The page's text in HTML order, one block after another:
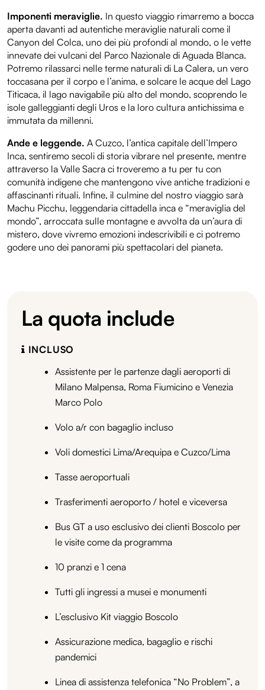
Imponenti meraviglie. In questo viaggio rimarremo a bocca
aperta davanti ad autentiche meraviglie naturali come il
Canyon del Colca, uno dei più profondi al mondo, o le vette
innevate dei vulcani del Parco Nazionale di Aguada Blanca.
Potremo rilassarci nelle terme naturali di La Calera, un vero
toccasana per il corpo e l’anima, e solcare le acque del Lago
Titicaca, il lago navigabile più alto del mondo, scoprendo le
isole galleggianti degli Uros e la loro cultura antichissima e
immutata da millenni.
Ande e leggende. A Cuzco, l’antica capitale dell’Impero
Inca, sentiremo secoli di storia vibrare nel presente, mentre
attraverso la Valle Sacra ci troveremo a tu per tu con
comunità indigene che mantengono vive antiche tradizioni e
affascinanti rituali. Infine, il culmine del nostro viaggio sarà
Machu Picchu, leggendaria cittadella inca e “meraviglia del
mondo”, arroccata sulle montagne e avvolta da un’aura di
mistero, dove vivremo emozioni indescrivibili e ci potremo
godere uno dei panorami più spettacolari del pianeta.
La quota include
INCLUSO
Assistente per le partenze dagli aeroporti di
Milano Malpensa, Roma Fiumicino e Venezia
Marco Polo
Volo a/r con bagaglio incluso
Voli domestici Lima/Arequipa e Cuzco/Lima
Tasse aeroportuali
Trasferimenti aeroporto / hotel e viceversa
Bus GT a uso esclusivo dei clienti Boscolo per
le visite come da programma
10 pranzi e 1 cena
Tutti gli ingressi a musei e monumenti
L’esclusivo Kit viaggio Boscolo
Assicurazione medica, bagaglio e rischi
pandemici
Linea di assistenza telefonica “No Problem”, a